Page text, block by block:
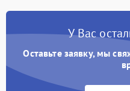
Не работают кнопки
У Вас
Оставьте заявку, мы